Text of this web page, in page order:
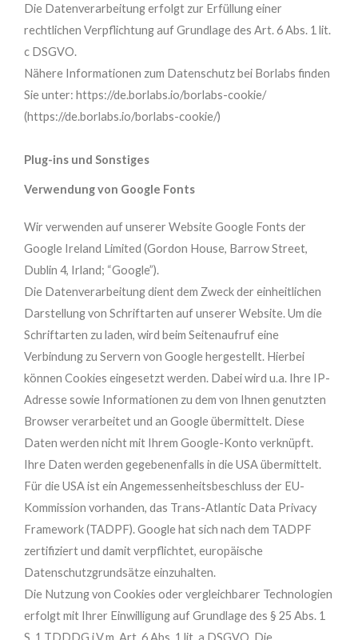
Die Datenverarbeitung erfolgt zur Erfüllung einer
rechtlichen Verpflichtung auf Grundlage des Art. 6 Abs. 1 lit.
c DSGVO.
Nähere Informationen zum Datenschutz bei Borlabs finden
Sie unter: https://de.borlabs.io/borlabs-cookie/
(https://de.borlabs.io/borlabs-cookie/)
Plug-ins und Sonstiges
Verwendung von Google Fonts
Wir verwenden auf unserer Website Google Fonts der
Google Ireland Limited (Gordon House, Barrow Street,
Dublin 4, Irland; “Google”).
Die Datenverarbeitung dient dem Zweck der einheitlichen
Darstellung von Schriftarten auf unserer Website. Um die
Schriftarten zu laden, wird beim Seitenaufruf eine
Verbindung zu Servern von Google hergestellt. Hierbei
können Cookies eingesetzt werden. Dabei wird u.a. Ihre IP-
Adresse sowie Informationen zu dem von Ihnen genutzten
Browser verarbeitet und an Google übermittelt. Diese
Daten werden nicht mit Ihrem Google-Konto verknüpft.
Ihre Daten werden gegebenenfalls in die USA übermittelt.
Für die USA ist ein Angemessenheitsbeschluss der EU-
Kommission vorhanden, das Trans-Atlantic Data Privacy
Framework (TADPF). Google hat sich nach dem TADPF
zertifiziert und damit verpflichtet, europäische
Datenschutzgrundsätze einzuhalten.
Die Nutzung von Cookies oder vergleichbarer Technologien
erfolgt mit Ihrer Einwilligung auf Grundlage des § 25 Abs. 1
S. 1 TDDDG i.V.m. Art. 6 Abs. 1 lit. a DSGVO. Die